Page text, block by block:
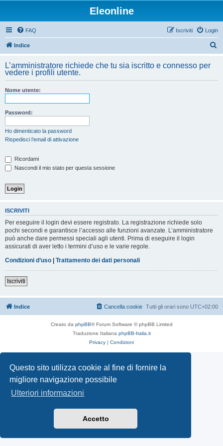
Questo sito utilizza cookie al fine di fornire la
migliore navigazione possibile
Ulteriori informazioni
Accetto
Eleonline
FAQ Login
Iscriviti
Indice
c
L’amministratore richiede che tu sia iscritto e connesso per
vedere i profili utente.
Nome utente:
Password:
Ho dimenticato la password
Rispedisci l’email di attivazione
Ricordami
Nascondi il mio stato per questa sessione
ISCRIVITI
Per eseguire il login devi essere registrato. La registrazione richiede solo
pochi secondi e garantisce l’accesso alle funzioni avanzate. L’amministratore
può anche dare permessi speciali agli utenti. Prima di eseguire il login
assicurati di aver letto i termini d’uso e le varie regole.
Condizioni d’uso | Trattamento dei dati personali
Iscriviti
Indice Tutti gli orari sono UTC+02:00
Cancella cookie
Creato da phpBB® Forum Software © phpBB Limited
Traduzione Italiana phpBB-Italia.it
Privacy | Condizioni